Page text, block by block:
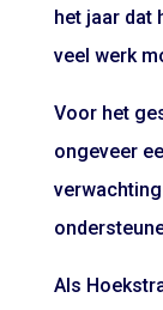
het jaar dat
veel werk
Voor het
ongeveer
Als